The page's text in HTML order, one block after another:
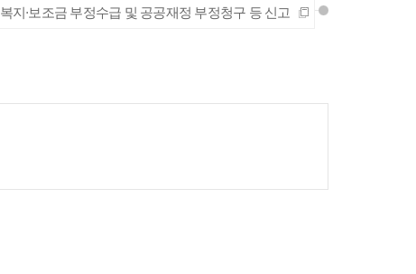
복지·보조금 부정수급 및 공공재정 부정청구 등 신고